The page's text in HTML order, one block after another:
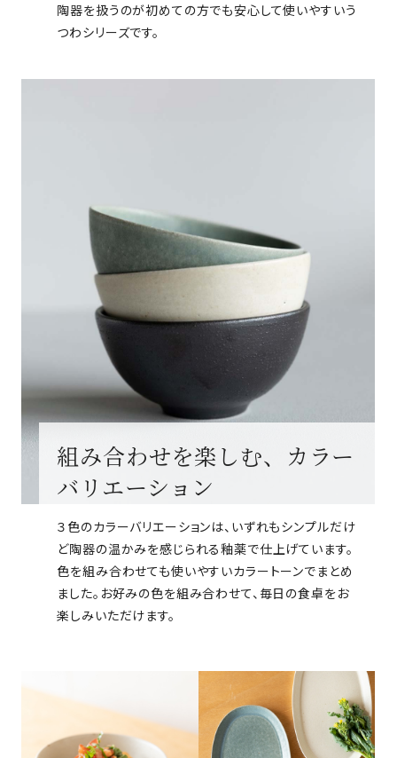
陶器を扱うのが初めての方でも安心して使いやすいう
つわシリーズです。
組み合わせを楽しむ、カラー
バリエーション
３色のカラーバリエーションは、いずれもシンプルだけ
ど陶器の温かみを感じられる釉薬で仕上げています。
色を組み合わせても使いやすいカラートーンでまとめ
ました。お好みの色を組み合わせて、毎日の食卓をお
楽しみいただけます。